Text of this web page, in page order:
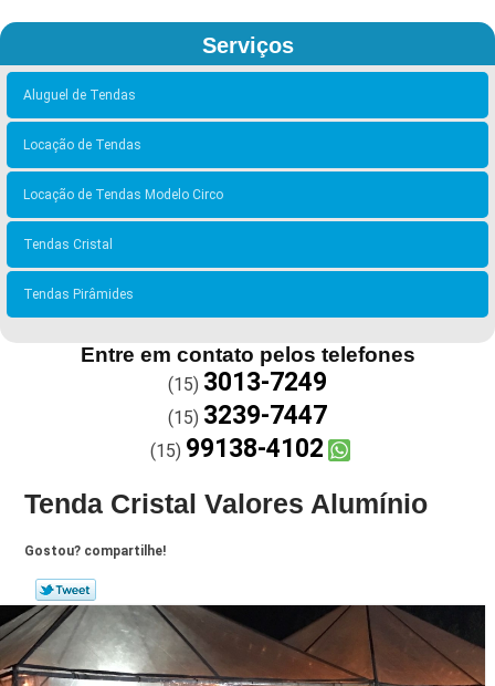
Serviços
Aluguel de Tendas
Locação de Tendas
Locação de Tendas Modelo Circo
Tendas Cristal
Tendas Pirâmides
Entre em contato pelos telefones
(15) 3013-7249
(15) 3239-7447
(15) 99138-4102
Tenda Cristal Valores Alumínio
Gostou? compartilhe!